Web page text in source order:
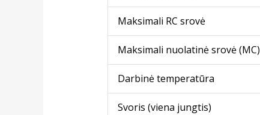
Maksimali RC srovė
Maksimali nuolatinė srovė (MC)
Darbinė temperatūra
Svoris (viena jungtis)